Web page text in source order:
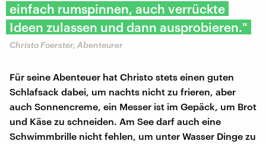
einfach rumspinnen, auch verrückte
Ideen zulassen und dann ausprobieren."
Christo Foerster, Abenteurer
Für seine Abenteuer hat Christo stets einen guten
Schlafsack dabei, um nachts nicht zu frieren, aber
auch Sonnencreme, ein Messer ist im Gepäck, um Brot
und Käse zu schneiden. Am See darf auch eine
Schwimmbrille nicht fehlen, um unter Wasser Dinge zu